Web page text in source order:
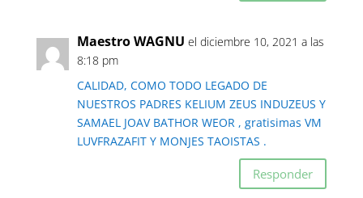
Maestro WAGNU el diciembre 10, 2021 a las
8:18 pm
CALIDAD, COMO TODO LEGADO DE
NUESTROS PADRES KELIUM ZEUS INDUZEUS Y
SAMAEL JOAV BATHOR WEOR , gratisimas VM
LUVFRAZAFIT Y MONJES TAOISTAS .
Responder